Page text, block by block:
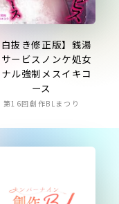
白抜き修正版】銭湯
ービスノンケ処女
ル強制メスイキコ
ース
第16回創作BLまつり